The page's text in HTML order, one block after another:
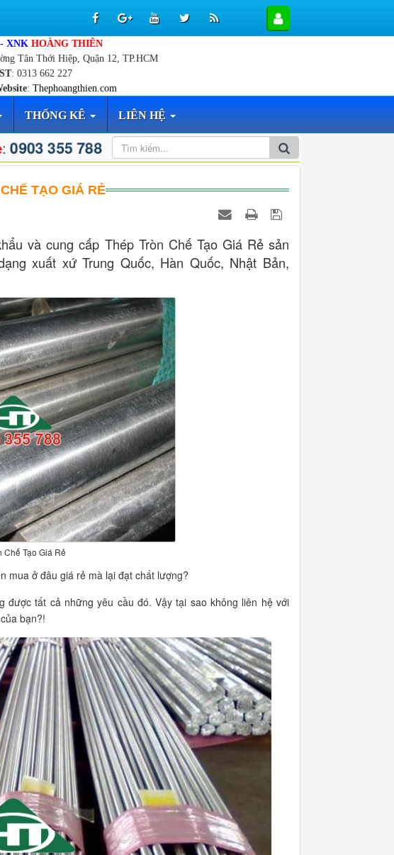
XNK HOÀNG THIÊN
Tân Thới Hiệp, Quận 12, TP.HCM
: 0313 662 227
: Thephoangthien.com
THỐNG KÊ LIÊN HỆ
:0903 355 788
TẠO GIÁ RẺ
và cung cấp Thép Tròn Chế Tạo Giá Rẻ sản
xuất xứ Trung Quốc, Hàn Quốc, Nhật Bản,
Chế Tạo Giá Rẻ
mua ở đâu giá rẻ mà lại đạt chất lượng?
được tất cả những yêu cầu đó. Vậy tại sao không liên hệ với
bạn?!